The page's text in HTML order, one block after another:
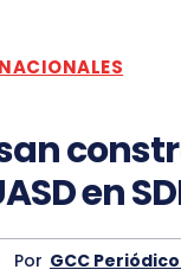
NACIONALES
en
Por GCC